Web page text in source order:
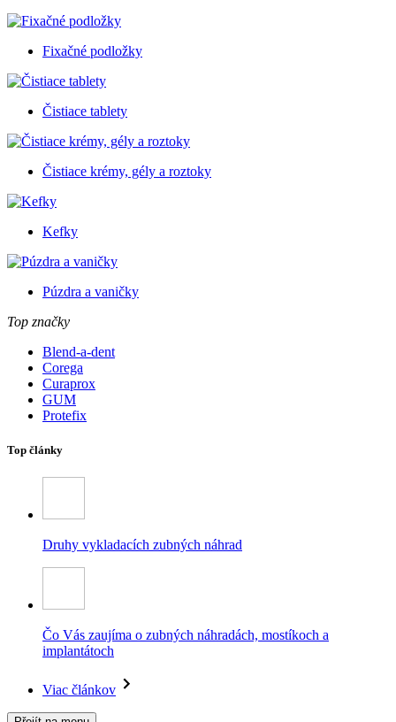
Fixačné podložky
Čistiace tablety
Čistiace krémy, gély a roztoky
Kefky
Púzdra a vaničky
Top značky
Blend-a-dent
Corega
Curaprox
GUM
Protefix
Top články
Druhy vykladacích zubných náhrad
Čo Vás zaujíma o zubných náhradách, mostíkoch a
implantátoch
Viac článkov